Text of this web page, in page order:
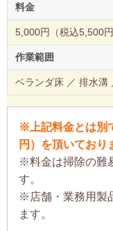
料金
5,000円（税込5,500
作業範囲
ベランダ床 ／ 排水溝
※上記料金とは別
円）を頂いており
※料金は掃除の難
す。
※店舗・業務用製
ます。